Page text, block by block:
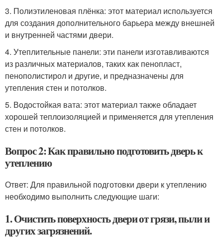
3. Полиэтиленовая плёнка: этот материал используется
для создания дополнительного барьера между внешней
и внутренней частями двери.
4. Утеплительные панели: эти панели изготавливаются
из различных материалов, таких как пенопласт,
пенополистирол и другие, и предназначены для
утепления стен и потолков.
5. Водостойкая вата: этот материал также обладает
хорошей теплоизоляцией и применяется для утепления
стен и потолков.
Вопрос 2: Как правильно подготовить дверь к
утеплению
Ответ: Для правильной подготовки двери к утеплению
необходимо выполнить следующие шаги:
1. Очистить поверхность двери от грязи, пыли и
других загрязнений.